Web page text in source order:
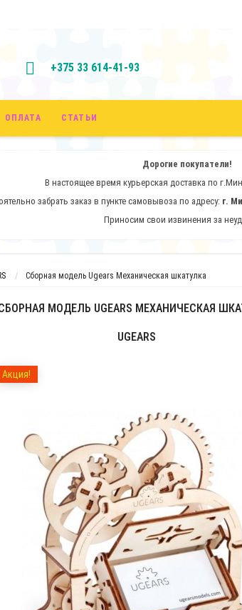
+375 33 614-41-93
ОПЛАТА СТАТЬИ
Дорогие покупатели!
В настоящее время курьерская доставка по
забрать заказ в пункте самовывоза по адресу: г.
Приносим свои извинения за
Сборная модель Ugears Механическая шкатулка
МОДЕЛЬ UGEARS МЕХАНИЧЕСКАЯ
UGEARS
Акция!